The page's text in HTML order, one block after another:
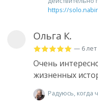
https://
Ольга К.
— 6 лет
Очень
жизненных
Радуюсь, когда